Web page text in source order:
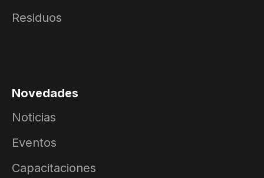
Residuos
Novedades
Noticias
Eventos
Capacitaciones